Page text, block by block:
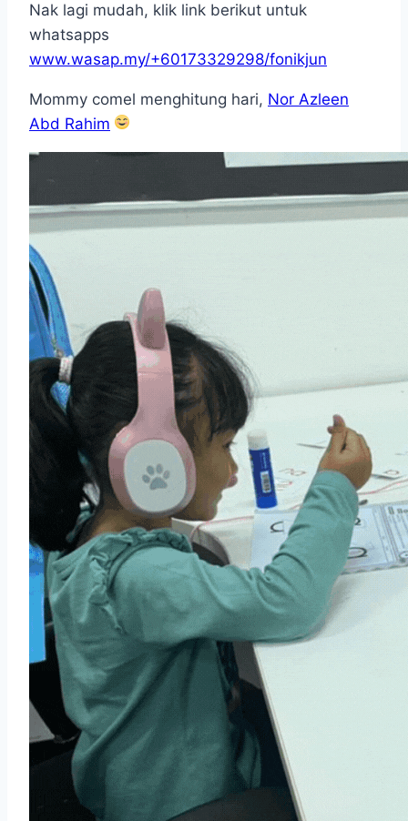
Nak lagi mudah, klik link berikut untuk
whatsapps
www.wasap.my/+60173329298/fonikjun
Mommy comel menghitung hari, Nor Azleen
Abd Rahim